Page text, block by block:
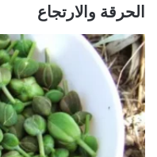
الحرقة والارتجاع